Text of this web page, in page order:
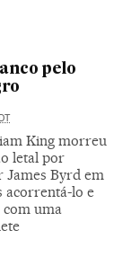
pelo
King morreu
letal por
James Byrd em
acorrentá-lo e
uma